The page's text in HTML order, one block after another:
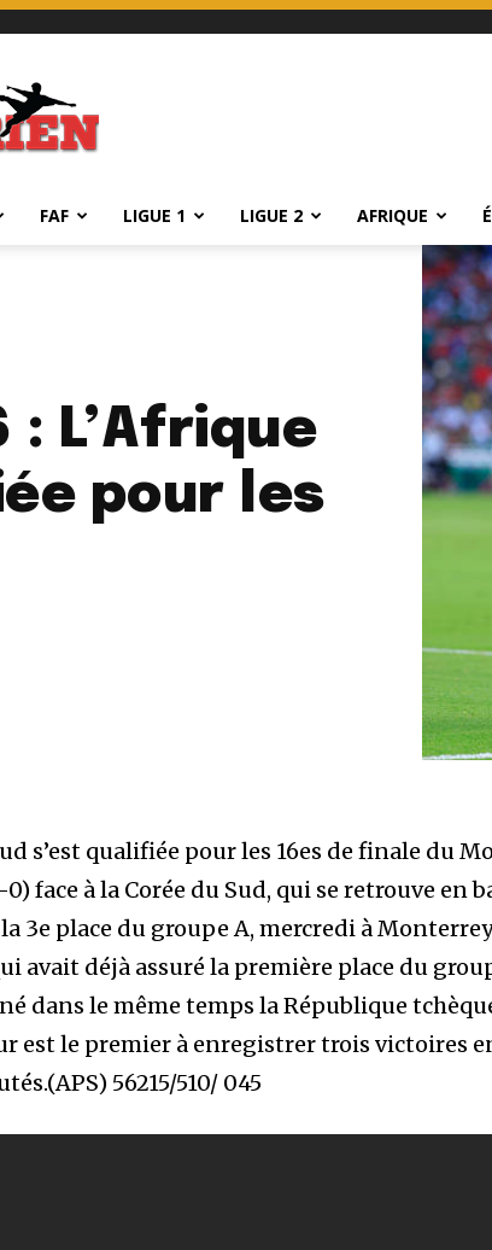
FAF LIGUE 1 LIGUE 2 AFRIQUE
L’Afrique
pour les
s’est qualifiée pour les 16es de finale du
0) face à la Corée du Sud, qui se retrouve en
3e place du groupe A, mercredi à
avait déjà assuré la première place du
dans le même temps la République
est le premier à enregistrer trois victoires
56215/510/ 045